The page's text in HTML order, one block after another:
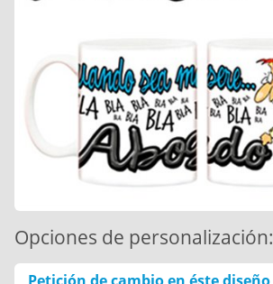
Opciones de personalización: